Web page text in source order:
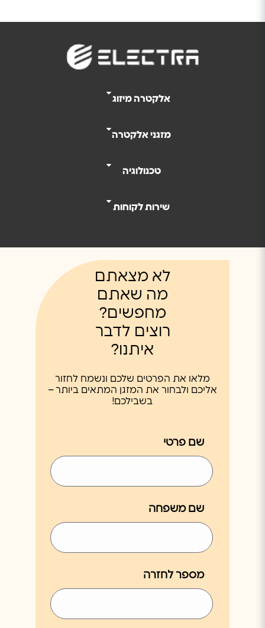
אלקטרה מיזוג
מזגני אלקטרה
טכנולוגיה
שירות לקוחות
לא מצאתם
מה שאתם
מחפשים?
רוצים לדבר
איתנו?
מלאו את הפרטים שלכם ונשמח לחזור
אליכם ולבחור את המזגן המתאים ביותר –
בשבילכם!
שם פרטי
שם משפחה
מספר לחזרה